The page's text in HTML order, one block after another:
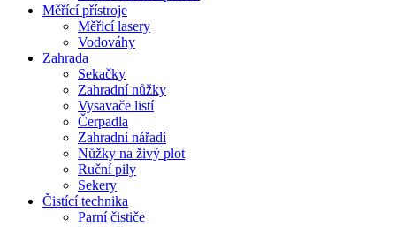
Měřící přístroje
Měřicí lasery
Vodováhy
Zahrada
Sekačky
Zahradní nůžky
Vysavače listí
Čerpadla
Zahradní nářadí
Nůžky na živý plot
Ruční pily
Sekery
Čistící technika
Parní čističe